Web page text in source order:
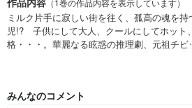
（1巻の作品内容を表示しています）
ミルク片手に寂しい街を往く、孤高の魂を
児!? 子供にして大人、クールにしてホット
格・・・。華麗なる眩惑の推理劇、元祖チビ
みんなのコメント